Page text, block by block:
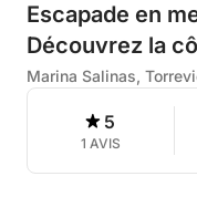
Escapade en
Découvrez la
Marina Salinas,
5
1 AVIS